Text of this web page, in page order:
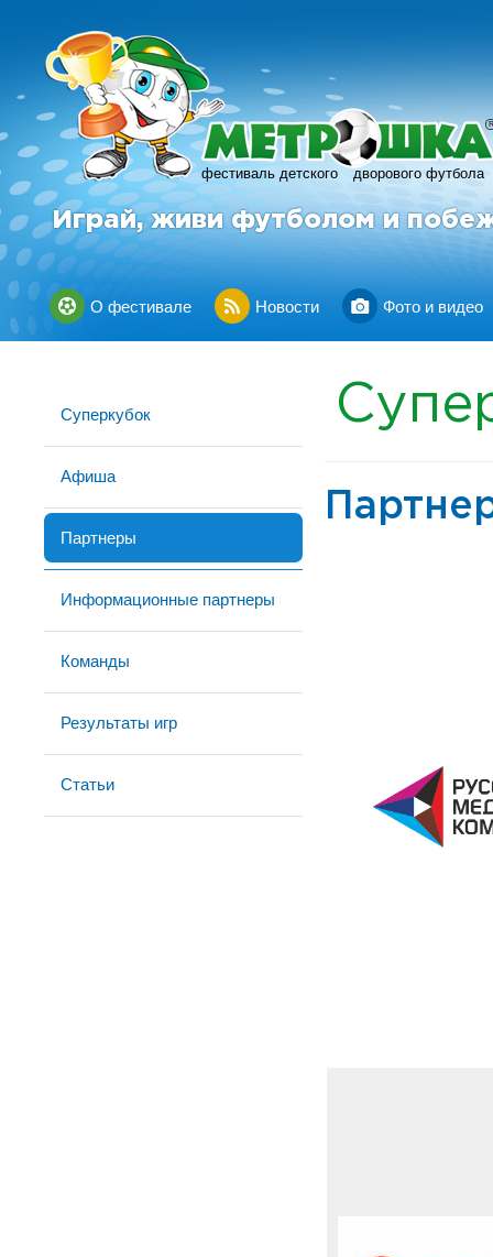
фестиваль детского дворового футбола
R
Играй, живи футболом и
О фестивале Новости Фото и видео
Суперкубок
Афиша
Партнеры
Информационные партнеры
Команды
Результаты игр
Статьи